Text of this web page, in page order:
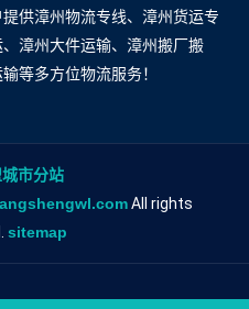
供漳州物流专线、漳州货运专
漳州大件运输、漳州搬厂搬
等多方位物流服务！
市分站
All rights
sitemap